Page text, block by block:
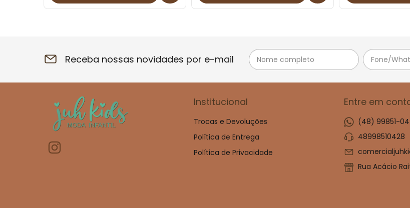
Receba nossas novidades por e-mail
Institucional
Trocas e Devoluções
Política de Entrega
Política de Privacidade
Entre em
(48) 99851-
48998510428
Rua Acácio